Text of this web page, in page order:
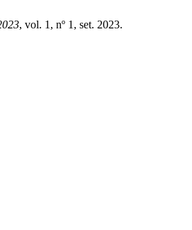
, vol. 1, nº 1, set. 2023.